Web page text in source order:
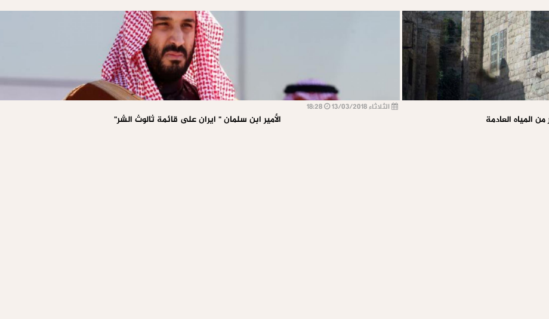
المياه العادمة
الثلاثاء 13/03/2018
الأمير ابن سلمان " ايران على قائمة ثالوث الشر"